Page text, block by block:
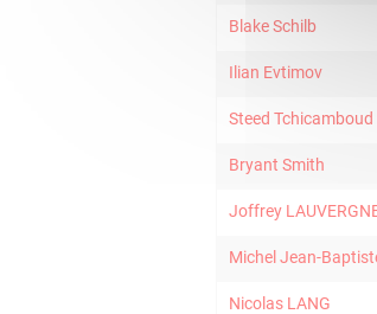
Blake Schilb
Ilian Evtimov
Steed Tchicamboud
Bryant Smith
Joffrey
Michel Jean-
Nicolas LANG